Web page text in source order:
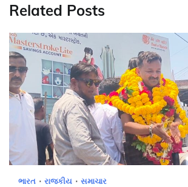
Related Posts
ભારત રાજકીય સમાચાર